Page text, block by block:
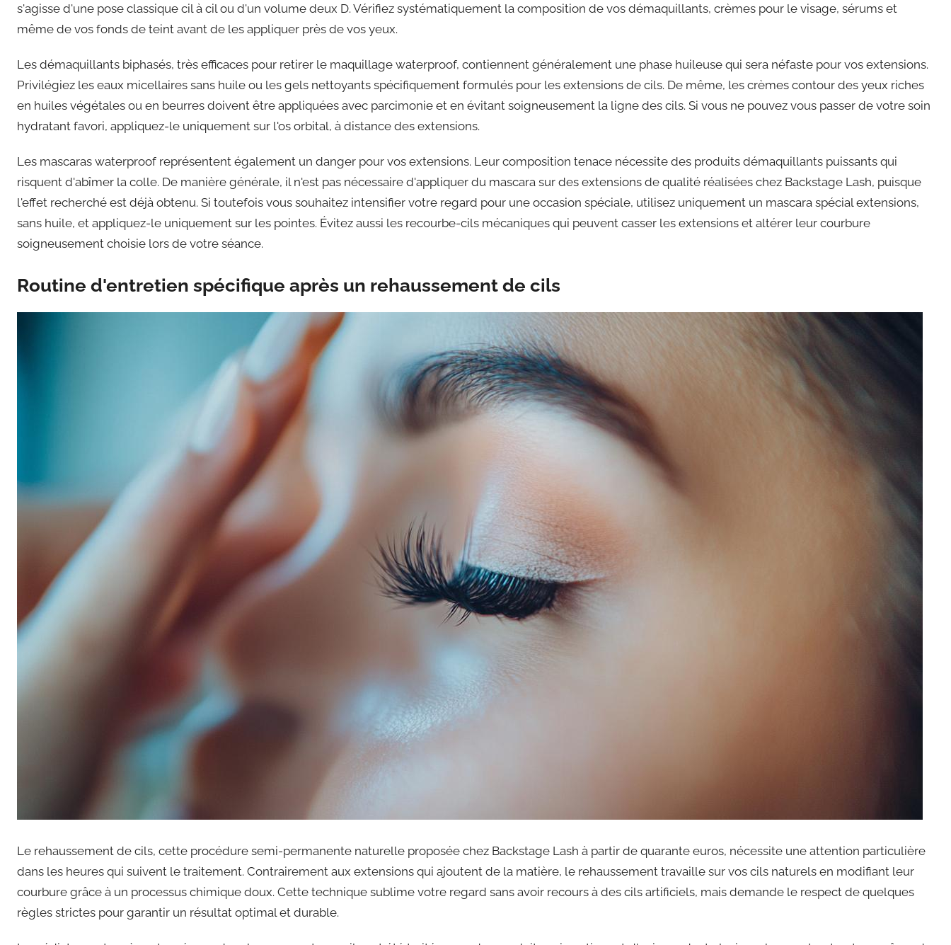
s'agisse d'une pose classique cil à cil ou d'un volume deux D. Vérifiez systématiquement la composition de vos démaquillants, crèmes pour le visage, sérums et
même de vos fonds de teint avant de les appliquer près de vos yeux.
Les démaquillants biphasés, très efficaces pour retirer le maquillage waterproof, contiennent généralement une phase huileuse qui sera néfaste pour vos extensions.
Privilégiez les eaux micellaires sans huile ou les gels nettoyants spécifiquement formulés pour les extensions de cils. De même, les crèmes contour des yeux riches
en huiles végétales ou en beurres doivent être appliquées avec parcimonie et en évitant soigneusement la ligne des cils. Si vous ne pouvez vous passer de votre soin
hydratant favori, appliquez-le uniquement sur l'os orbital, à distance des extensions.
Les mascaras waterproof représentent également un danger pour vos extensions. Leur composition tenace nécessite des produits démaquillants puissants qui
risquent d'abîmer la colle. De manière générale, il n'est pas nécessaire d'appliquer du mascara sur des extensions de qualité réalisées chez Backstage Lash, puisque
l'effet recherché est déjà obtenu. Si toutefois vous souhaitez intensifier votre regard pour une occasion spéciale, utilisez uniquement un mascara spécial extensions,
sans huile, et appliquez-le uniquement sur les pointes. Évitez aussi les recourbe-cils mécaniques qui peuvent casser les extensions et altérer leur courbure
soigneusement choisie lors de votre séance.
Routine d'entretien spécifique après un rehaussement de cils
Le rehaussement de cils, cette procédure semi-permanente naturelle proposée chez Backstage Lash à partir de quarante euros, nécessite une attention particulière
dans les heures qui suivent le traitement. Contrairement aux extensions qui ajoutent de la matière, le rehaussement travaille sur vos cils naturels en modifiant leur
courbure grâce à un processus chimique doux. Cette technique sublime votre regard sans avoir recours à des cils artificiels, mais demande le respect de quelques
règles strictes pour garantir un résultat optimal et durable.